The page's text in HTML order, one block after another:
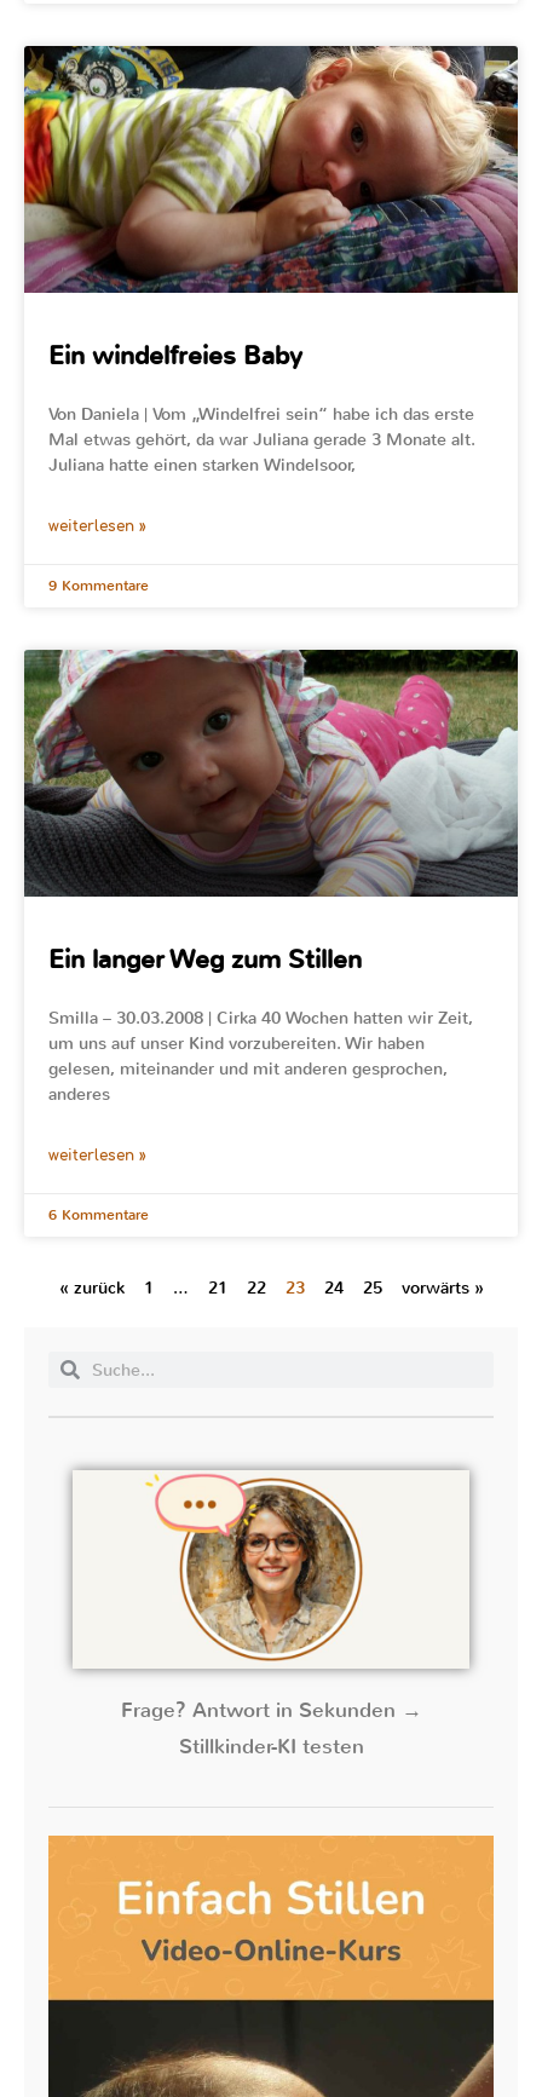
Ein windelfreies Baby
Von Daniela | Vom „Windelfrei sein“ habe ich das erste
Mal etwas gehört, da war Juliana gerade 3 Monate alt.
Juliana hatte einen starken Windelsoor,
weiterlesen »
9 Kommentare
Ein langer Weg zum Stillen
Smilla – 30.03.2008 | Cirka 40 Wochen hatten wir Zeit,
um uns auf unser Kind vorzubereiten. Wir haben
gelesen, miteinander und mit anderen gesprochen,
anderes
weiterlesen »
6 Kommentare
« zurück 1 … 21 22 23 24 25 vorwärts »
Frage? Antwort in Sekunden →
Stillkinder-KI testen